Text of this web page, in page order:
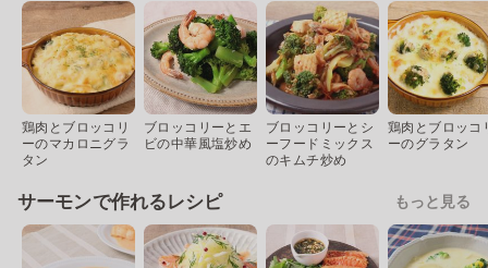
鶏肉とブロッコリ
ーのマカロニグラ
タン
ブロッコリーとエ
ビの中華風塩炒め
ブロッコリーとシ
ーフードミックス
のキムチ炒め
鶏肉とブロッコ
ーのグラタン
サーモンで作れるレシピ もっと見る